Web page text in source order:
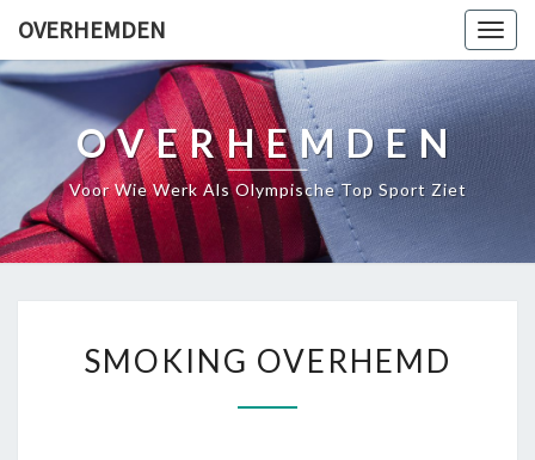
OVERHEMDEN
OVERHEMDEN
Voor Wie Werk Als Olympische Top Sport Ziet
OVERHEMD
SMOKING OVERHEMD